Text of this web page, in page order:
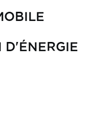
D'ÉNERGIE